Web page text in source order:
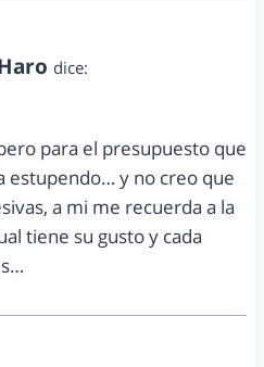
dice:
para el presupuesto que
estupendo… y no creo que
a mi me recuerda a la
tiene su gusto y cada